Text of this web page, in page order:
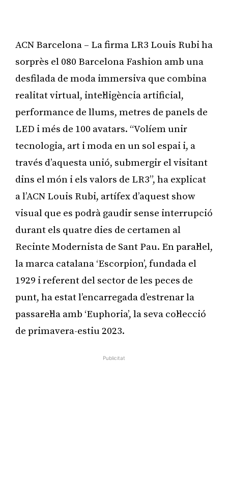
ACN Barcelona – La firma LR3 Louis Rubi ha
sorprès el 080 Barcelona Fashion amb una
desfilada de moda immersiva que combina
realitat virtual, intel·ligència artificial,
performance de llums, metres de panels de
LED i més de 100 avatars. “Volíem unir
tecnologia, art i moda en un sol espai i, a
través d’aquesta unió, submergir el visitant
dins el món i els valors de LR3”, ha explicat
a l’ACN Louis Rubi, artífex d’aquest show
visual que es podrà gaudir sense interrupció
durant els quatre dies de certamen al
Recinte Modernista de Sant Pau. En paral·lel,
la marca catalana ‘Escorpion’, fundada el
1929 i referent del sector de les peces de
punt, ha estat l’encarregada d’estrenar la
passarel·la amb ‘Euphoria’, la seva col·lecció
de primavera-estiu 2023.
Publicitat